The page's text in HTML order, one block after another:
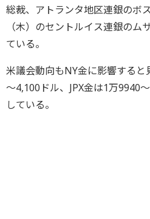
総裁、アトランタ地区連銀のボ
（木）のセントルイス連銀のム
ている。
米議会動向もNY金に影響する
～4,100ドル、JPX金は1万9940
している。